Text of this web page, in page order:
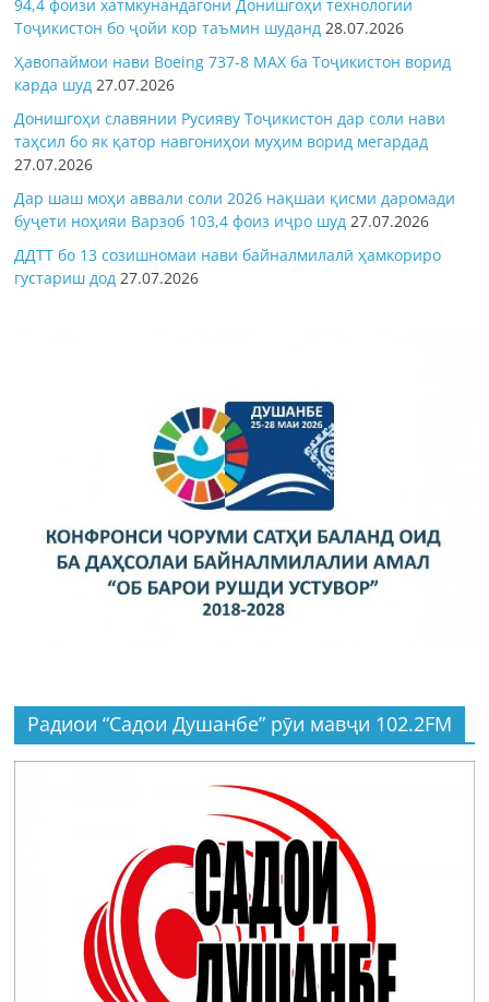
94,4 фоизи хатмкунандагони Донишгоҳи технологии
Тоҷикистон бо ҷойи кор таъмин шуданд 28.07.2026
Ҳавопаймои нави Boeing 737-8 MAX ба Тоҷикистон ворид
карда шуд 27.07.2026
Донишгоҳи славянии Русияву Тоҷикистон дар соли нави
таҳсил бо як қатор навгониҳои муҳим ворид мегардад
27.07.2026
Дар шаш моҳи аввали соли 2026 нақшаи қисми даромади
буҷети ноҳияи Варзоб 103,4 фоиз иҷро шуд 27.07.2026
ДДТТ бо 13 созишномаи нави байналмилалӣ ҳамкориро
густариш дод 27.07.2026
Радиои “Садои Душанбе” рӯи мавҷи 102.2FM